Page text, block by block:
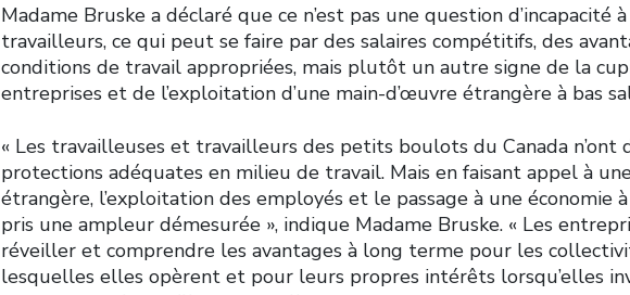
Madame Bruske a déclaré que ce n’est pas une question d’incapacité
travailleurs, ce qui peut se faire par des salaires compétitifs, des
conditions de travail appropriées, mais plutôt un autre signe de la
entreprises et de l’exploitation d’une main-d’œuvre étrangère à bas
« Les travailleuses et travailleurs des petits boulots du Canada n’ont
protections adéquates en milieu de travail. Mais en faisant appel à
étrangère, l’exploitation des employés et le passage à une économie
pris une ampleur démesurée », indique Madame Bruske. « Les
réveiller et comprendre les avantages à long terme pour les
lesquelles elles opèrent et pour leurs propres intérêts lorsqu’elles